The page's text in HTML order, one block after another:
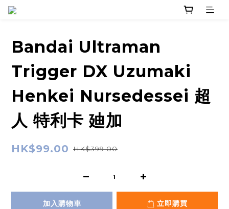
Bandai Ultraman
Trigger DX Uzumaki
Henkei Nursedessei 超
人 特利卡 廸加
HK$99.00 HK$399.00
加入購物車 立即購買